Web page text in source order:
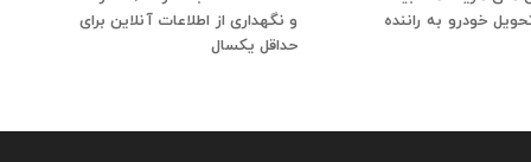
خودرو به راننده
و نگهداری از اطلاعات آنلاین برای
حداقل یکسال